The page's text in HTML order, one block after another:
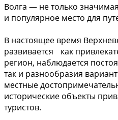
Волга — не только
и популярное место для
В настоящее время
развивается как
регион, наблюдается
так и разнообразия
местные
исторические объекты
туристов.